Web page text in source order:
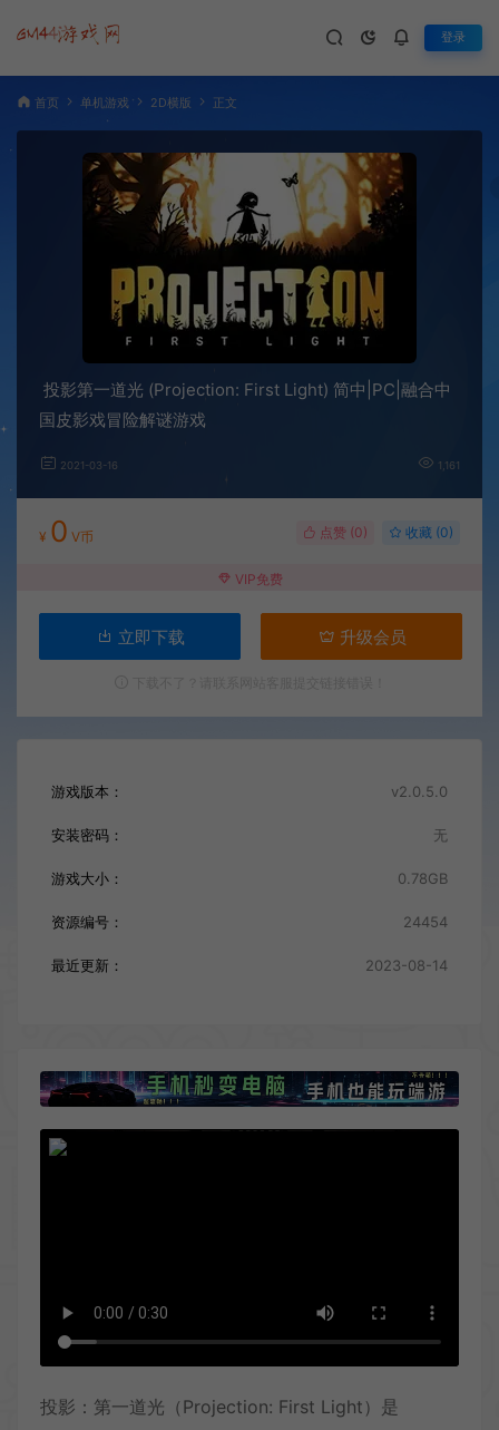
登录
首页 单机游戏 2D横版 正文
投影第一道光 (Projection: First Light) 简中|PC|融合中
国皮影戏冒险解谜游戏
2021-03-16 1,161
¥ 0 V币 点赞 (0) 收藏 (0)
VIP免费
立即下载 升级会员
游戏版本： v2.0.5.0
安装密码： 无
游戏大小： 0.78GB
资源编号： 24454
最近更新： 2023-08-14
投影：第一道光（Projection: First Light）是